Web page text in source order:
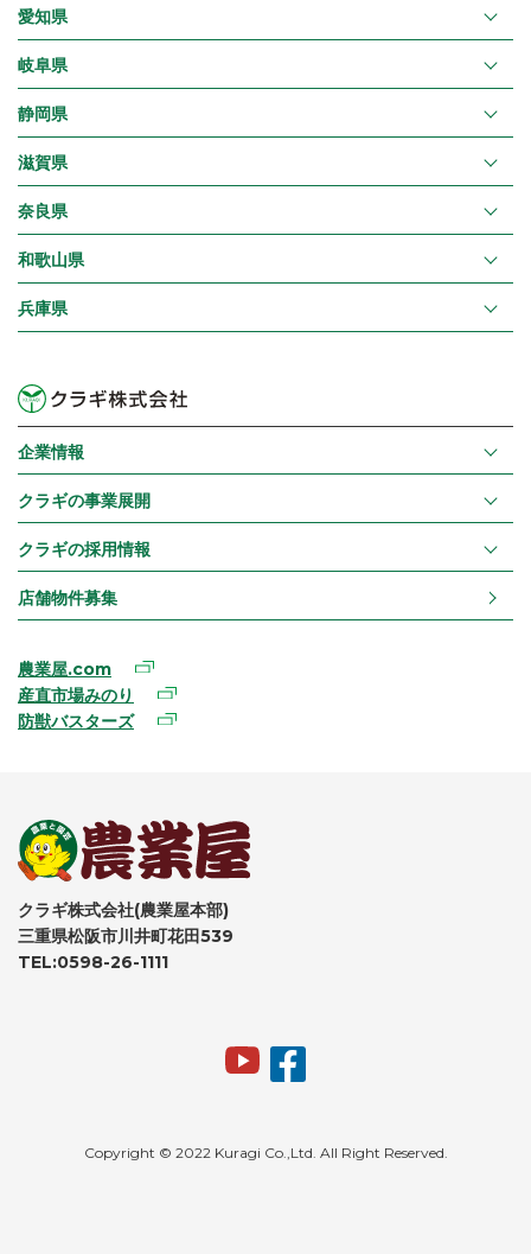
愛知県
岐阜県
静岡県
滋賀県
奈良県
和歌山県
兵庫県
企業情報
クラギの事業展開
クラギの採用情報
店舗物件募集
農業屋.com
産直市場みのり
防獣バスターズ
クラギ株式会社(農業屋本部)
三重県松阪市川井町花田539
TEL:0598-26-1111
Copyright © 2022 Kuragi Co.,Ltd. All Right Reserved.